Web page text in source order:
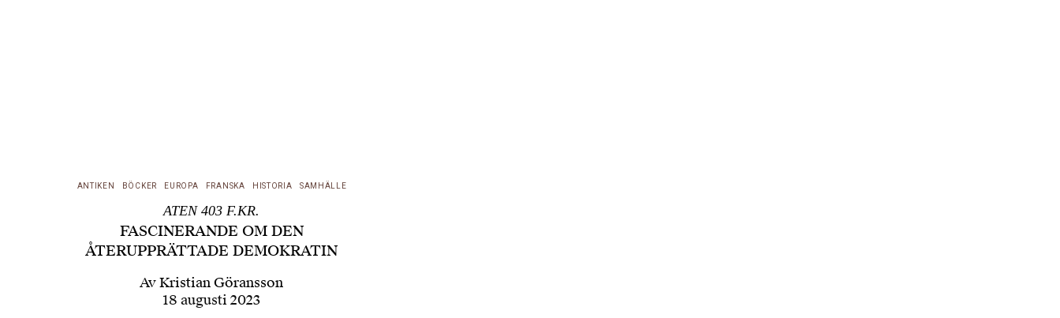
ANTIKEN BÖCKER EUROPA FRANSKA HISTORIA SAMHÄLLE
ATEN 403 F.KR.
FASCINERANDE OM DEN
ÅTERUPPRÄTTADE DEMOKRATIN
AvKristian Göransson
18 augusti 2023